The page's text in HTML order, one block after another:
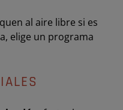
al aire libre si es
elige un programa